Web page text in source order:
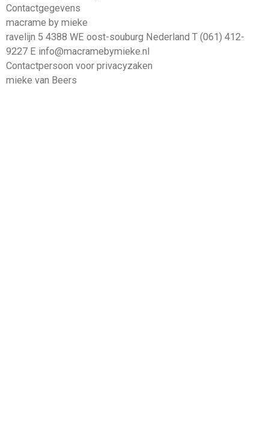
Contactgegevens
macrame by mieke
ravelijn 5 4388 WE oost-souburg Nederland T (061) 412-
9227 E info@macramebymieke.nl
Contactpersoon voor privacyzaken
mieke van Beers